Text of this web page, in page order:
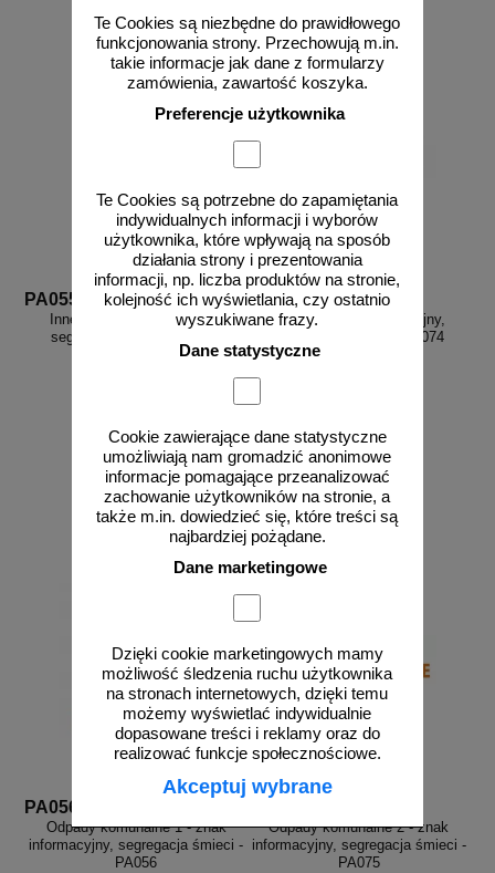
Te Cookies są niezbędne do prawidłowego
funkcjonowania strony. Przechowują m.in.
takie informacje jak dane z formularzy
zamówienia, zawartość koszyka.
Preferencje użytkownika
Te Cookies są potrzebne do zapamiętania
indywidualnych informacji i wyborów
użytkownika, które wpływają na sposób
działania strony i prezentowania
informacji, np. liczba produktów na stronie,
kolejność ich wyświetlania, czy ostatnio
wyszukiwane frazy.
Dane statystyczne
Cookie zawierające dane statystyczne
umożliwiają nam gromadzić anonimowe
informacje pomagające przeanalizować
zachowanie użytkowników na stronie, a
także m.in. dowiedzieć się, które treści są
najbardziej pożądane.
Dane marketingowe
Dzięki cookie marketingowych mamy
możliwość śledzenia ruchu użytkownika
na stronach internetowych, dzięki temu
możemy wyświetlać indywidualnie
dopasowane treści i reklamy oraz do
realizować funkcje społecznościowe.
Akceptuj wybrane
PA055
Inne 1 - znak informacyjny,
segregacja śmieci - PA055
od 6,48 zł
5,27 zł netto
do koszyka
PA074
Inne 2 - znak informacyjny,
segregacja śmieci - PA074
od 8,92 zł
7,25 zł netto
do koszyka
PA056
Odpady komunalne 1 - znak
informacyjny, segregacja śmieci -
PA056
Odpady komunalne 2 - znak
informacyjny, segregacja śmieci -
PA075